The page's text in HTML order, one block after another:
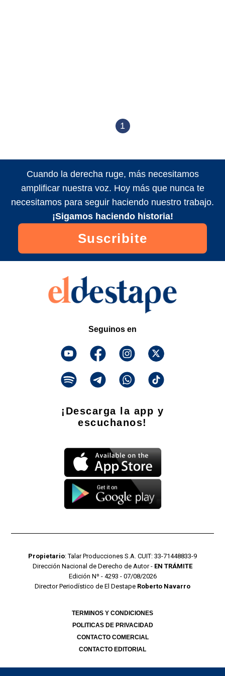
1
Cuando la derecha ruge, más necesitamos
amplificar nuestra voz. Hoy más que nunca te
necesitamos para seguir haciendo nuestro trabajo.
¡Sigamos haciendo historia!
Suscribite
Seguinos en
¡Descarga la app y
escuchanos!
Propietario: Talar Producciones S.A. CUIT: 33-71448833-9
Dirección Nacional de Derecho de Autor - EN TRÁMITE
Edición Nº - 4293 - 07/08/2026
Director Periodístico de El Destape Roberto Navarro
TERMINOS Y CONDICIONES
POLITICAS DE PRIVACIDAD
CONTACTO COMERCIAL
CONTACTO EDITORIAL